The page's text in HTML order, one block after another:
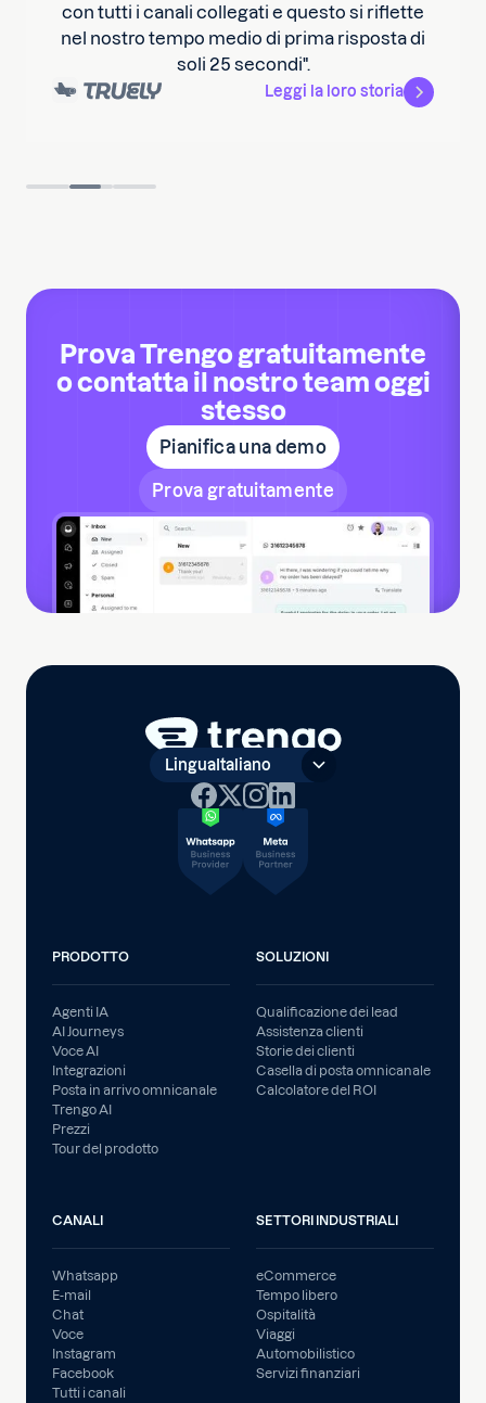
con tutti i canali collegati e questo si riflette
nel nostro tempo medio di prima risposta di
soli 25 secondi".
Leggi la loro storia
Prova Trengo gratuitamente
o contatta il nostro team oggi
stesso
Pianifica una demo
Prova gratuitamente
Lingua Italiano
PRODOTTO
Agenti IA
AI Journeys
Voce AI
Integrazioni
Posta in arrivo omnicanale
Trengo AI
Prezzi
Tour del prodotto
SOLUZIONI
Qualificazione dei lead
Assistenza clienti
Storie dei clienti
Casella di posta omnicanale
Calcolatore del ROI
CANALI
Whatsapp
E-mail
Chat
Voce
Instagram
Facebook
Tutti i canali
SETTORI INDUSTRIALI
eCommerce
Tempo libero
Ospitalità
Viaggi
Automobilistico
Servizi finanziari